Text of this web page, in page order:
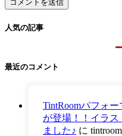
人気の記事
最近のコメント
TintRoomパフォ
が登場！！イラ
ました♪ に tintroom